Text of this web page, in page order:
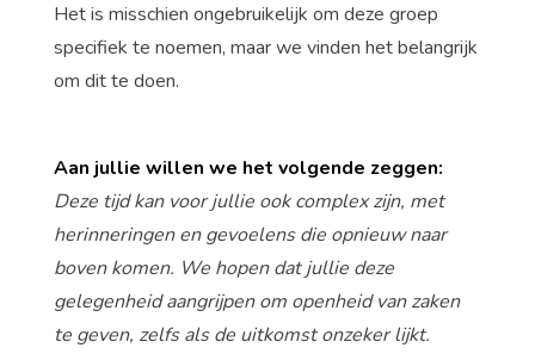
Het is misschien ongebruikelijk om deze groep
specifiek te noemen, maar we vinden het belangrijk
om dit te doen.
Aan jullie willen we het volgende zeggen:
Deze tijd kan voor jullie ook complex zijn, met
herinneringen en gevoelens die opnieuw naar
boven komen. We hopen dat jullie deze
gelegenheid aangrijpen om openheid van zaken
te geven, zelfs als de uitkomst onzeker lijkt.